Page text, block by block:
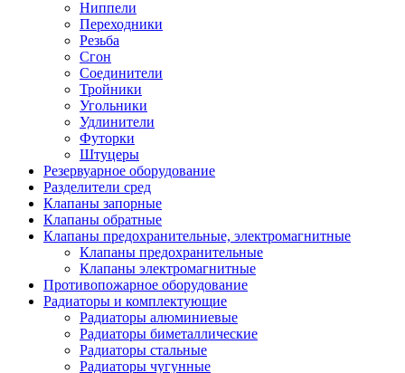
Ниппели
Переходники
Резьба
Сгон
Соединители
Тройники
Угольники
Удлинители
Футорки
Штуцеры
Резервуарное оборудование
Разделители сред
Клапаны запорные
Клапаны обратные
Клапаны предохранительные, электромагнитные
Клапаны предохранительные
Клапаны электромагнитные
Противопожарное оборудование
Радиаторы и комплектующие
Радиаторы алюминиевые
Радиаторы биметаллические
Радиаторы стальные
Радиаторы чугунные